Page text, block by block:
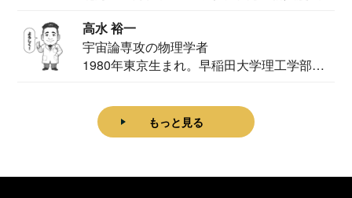
高水 裕一
宇宙論専攻の物理学者
1980年東京生まれ。早稲田大学理工学部物
もっと見る